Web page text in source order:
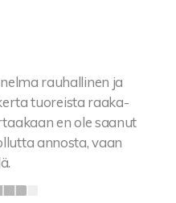
rauhallinen ja
tuoreista raaka-
en ole saanut
annosta, vaan